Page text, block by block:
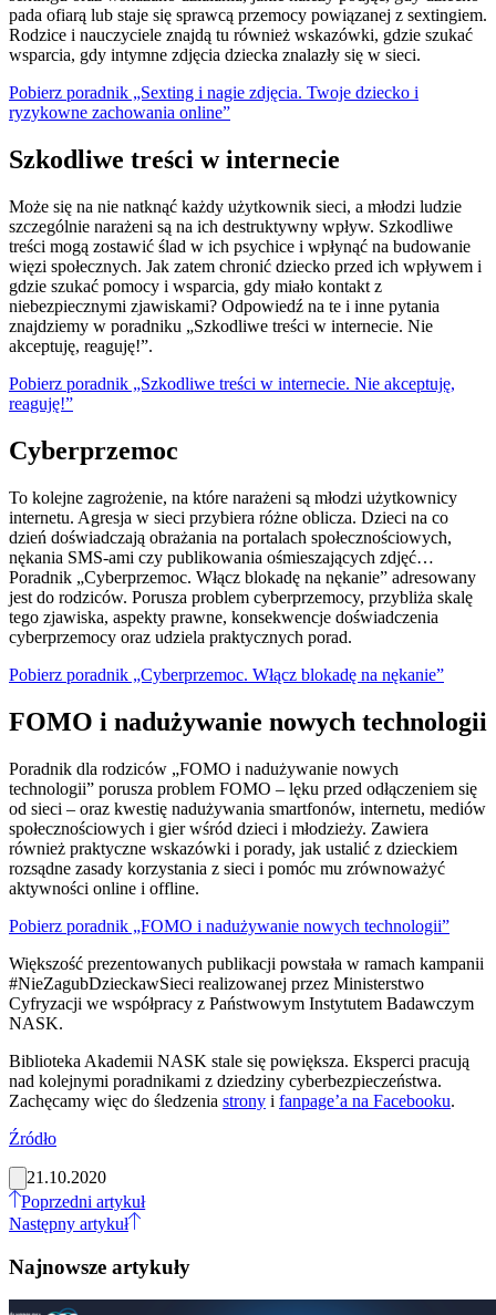
pada ofiarą lub staje się sprawcą przemocy powiązanej z sextingiem.
Rodzice i nauczyciele znajdą tu również wskazówki, gdzie szukać
wsparcia, gdy intymne zdjęcia dziecka znalazły się w sieci.
Pobierz poradnik „Sexting i nagie zdjęcia. Twoje dziecko i
ryzykowne zachowania online”
Szkodliwe treści w internecie
Może się na nie natknąć każdy użytkownik sieci, a młodzi ludzie
szczególnie narażeni są na ich destruktywny wpływ. Szkodliwe
treści mogą zostawić ślad w ich psychice i wpłynąć na budowanie
więzi społecznych. Jak zatem chronić dziecko przed ich wpływem i
gdzie szukać pomocy i wsparcia, gdy miało kontakt z
niebezpiecznymi zjawiskami? Odpowiedź na te i inne pytania
znajdziemy w poradniku „Szkodliwe treści w internecie. Nie
akceptuję, reaguję!”.
Pobierz poradnik „Szkodliwe treści w internecie. Nie akceptuję,
reaguję!”
Cyberprzemoc
To kolejne zagrożenie, na które narażeni są młodzi użytkownicy
internetu. Agresja w sieci przybiera różne oblicza. Dzieci na co
dzień doświadczają obrażania na portalach społecznościowych,
nękania SMS-ami czy publikowania ośmieszających zdjęć…
Poradnik „Cyberprzemoc. Włącz blokadę na nękanie” adresowany
jest do rodziców. Porusza problem cyberprzemocy, przybliża skalę
tego zjawiska, aspekty prawne, konsekwencje doświadczenia
cyberprzemocy oraz udziela praktycznych porad.
Pobierz poradnik „Cyberprzemoc. Włącz blokadę na nękanie”
FOMO i nadużywanie nowych technologii
Poradnik dla rodziców „FOMO i nadużywanie nowych
technologii” porusza problem FOMO – lęku przed odłączeniem się
od sieci – oraz kwestię nadużywania smartfonów, internetu, mediów
społecznościowych i gier wśród dzieci i młodzieży. Zawiera
również praktyczne wskazówki i porady, jak ustalić z dzieckiem
rozsądne zasady korzystania z sieci i pomóc mu zrównoważyć
aktywności online i offline.
Pobierz poradnik „FOMO i nadużywanie nowych technologii”
Większość prezentowanych publikacji powstała w ramach kampanii
#NieZagubDzieckawSieci realizowanej przez Ministerstwo
Cyfryzacji we współpracy z Państwowym Instytutem Badawczym
NASK.
Biblioteka Akademii NASK stale się powiększa. Eksperci pracują
nad kolejnymi poradnikami z dziedziny cyberbezpieczeństwa.
Zachęcamy więc do śledzenia strony i fanpage’a na Facebooku.
Źródło
21.10.2020
Poprzedni artykuł
Następny artykuł
Najnowsze artykuły